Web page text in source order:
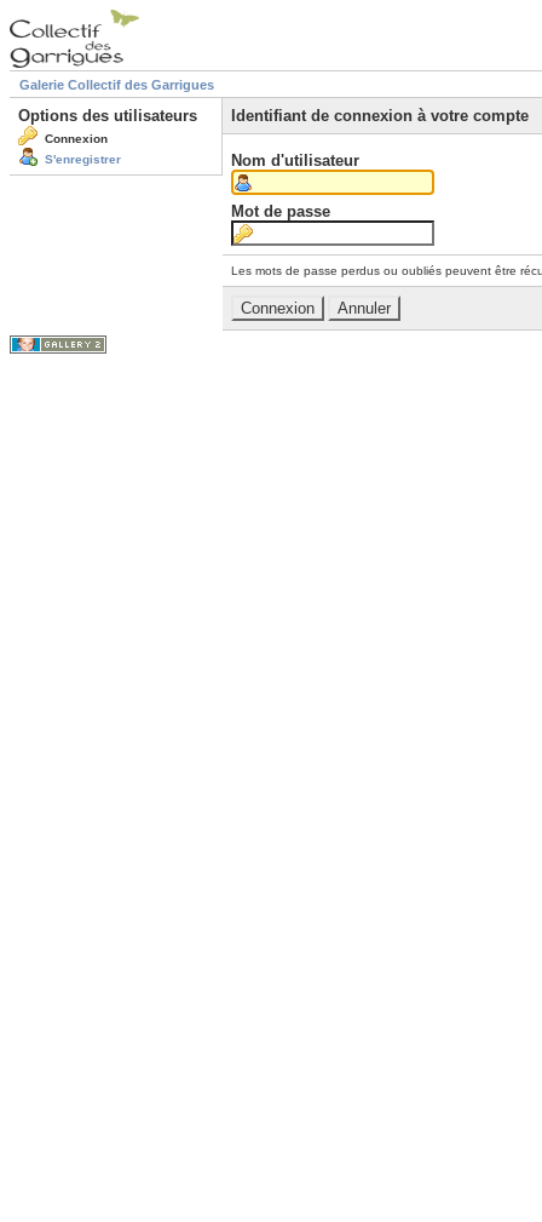
Galerie Collectif des Garrigues
Options des utilisateurs
Connexion
S'enregistrer
Identifiant de connexion à votre compte
Nom d'utilisateur
Mot de passe
Les mots de passe perdus ou oubliés peuvent être